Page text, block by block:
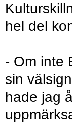
hel del
- Om inte
sin
hade jag